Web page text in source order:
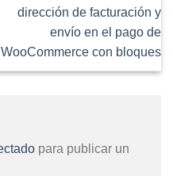
dirección de facturación y
envío en el pago de
WooCommerce con bloques
para publicar un